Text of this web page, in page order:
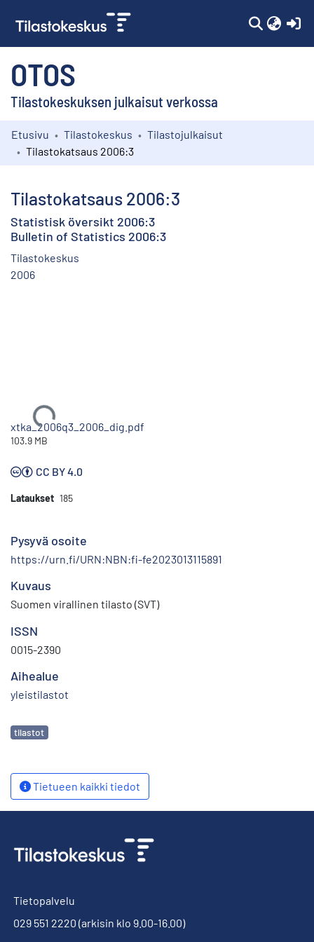
OTOS
Tilastokeskuksen julkaisut verkossa
Kokoelmat
Etusivu Tilastokeskus
Tilastojulkaisut
Tilastokatsaus 2006:3
Tilastokatsaus 2006:3
Statistisk översikt 2006:3
Bulletin of Statistics 2006:3
Tilastokeskus
2006
Ladataan...
xtka_2006q3_2006_dig.pdf
103.9 MB
CC BY 4.0
Lataukset 185
Pysyvä osoite
https://urn.fi/URN:NBN:fi-fe2023013115891
Kuvaus
Suomen virallinen tilasto (SVT)
ISSN
0015-2390
Aihealue
yleistilastot
Avainsanat
tilastot
Tietueen kaikki tiedot
Tietopalvelu
029 551 2220 (arkisin klo 9.00-16.00)